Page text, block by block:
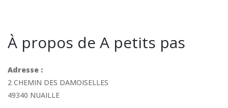
À propos de A petits pas
Adresse :
2 CHEMIN DES DAMOISELLES
49340 NUAILLE